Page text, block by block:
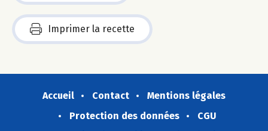
Imprimer la recette
Accueil Contact
Mentions légales
Protection des données
CGU